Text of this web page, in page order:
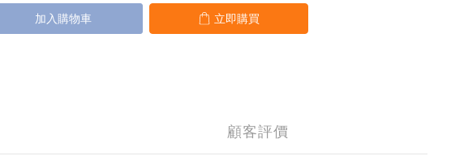
加入購物車 立即購買
顧客評價